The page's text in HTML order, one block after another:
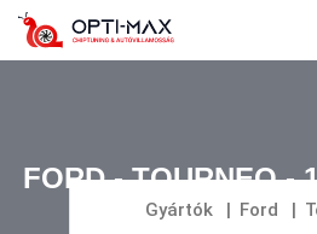
FORD - TOURNEO -
100HP
Gyártók Ford